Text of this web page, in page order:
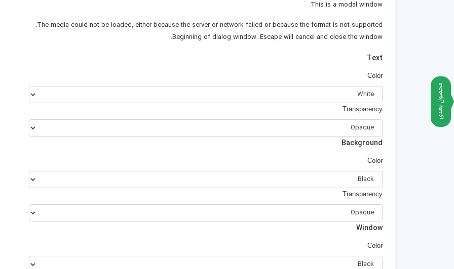
محصول بعدی
This is a modal window.
The media could not be loaded, either because the server or network failed or because the format is not supported.
Beginning of dialog window. Escape will cancel and close the window.
Text
Color
Transparency
Background
Color
Transparency
Window
Color